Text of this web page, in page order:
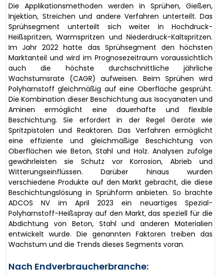
Die Applikationsmethoden werden in Sprühen, Gießen,
Injektion, Streichen und andere Verfahren unterteilt. Das
Sprühsegment unterteilt sich weiter in Hochdruck-
Heißspritzen, Warmspritzen und Niederdruck-Kaltspritzen.
Im Jahr 2022 hatte das Sprühsegment den höchsten
Marktanteil und wird im Prognosezeitraum voraussichtlich
auch die höchste durchschnittliche jährliche
Wachstumsrate (CAGR) aufweisen. Beim Sprühen wird
Polyharnstoff gleichmäßig auf eine Oberfläche gesprüht.
Die Kombination dieser Beschichtung aus Isocyanaten und
Aminen ermöglicht eine dauerhafte und flexible
Beschichtung. Sie erfordert in der Regel Geräte wie
Spritzpistolen und Reaktoren. Das Verfahren ermöglicht
eine effiziente und gleichmäßige Beschichtung von
Oberflächen wie Beton, Stahl und Holz. Analysen zufolge
gewährleisten sie Schutz vor Korrosion, Abrieb und
Witterungseinflüssen. Darüber hinaus wurden
verschiedene Produkte auf den Markt gebracht, die diese
Beschichtungslösung in Sprühform anbieten. So brachte
ADCOS NV im April 2023 ein neuartiges Spezial-
Polyharnstoff-Heißspray auf den Markt, das speziell für die
Abdichtung von Beton, Stahl und anderen Materialien
entwickelt wurde. Die genannten Faktoren treiben das
Wachstum und die Trends dieses Segments voran.
Nach Endverbraucherbranche: